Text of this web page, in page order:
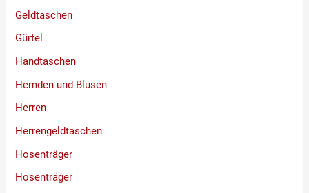
Geldtaschen
Gürtel
Handtaschen
Hemden und Blusen
Herren
Herrengeldtaschen
Hosenträger
Hosenträger